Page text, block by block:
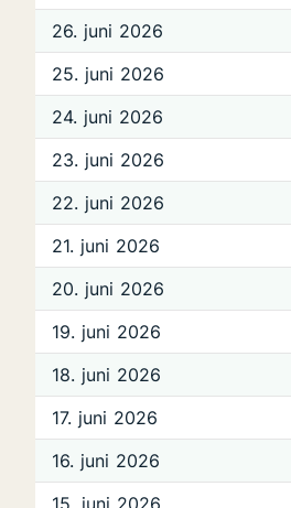
26. juni 2026
25. juni 2026
24. juni 2026
23. juni 2026
22. juni 2026
21. juni 2026
20. juni 2026
19. juni 2026
18. juni 2026
17. juni 2026
16. juni 2026
15. juni 2026